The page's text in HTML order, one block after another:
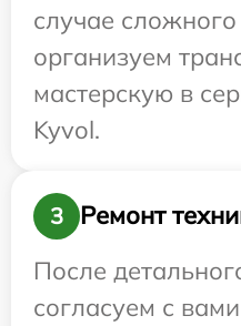
случае
организуем
мастерскую в
Kyvol.
3
Ремонт
После
согласуем с